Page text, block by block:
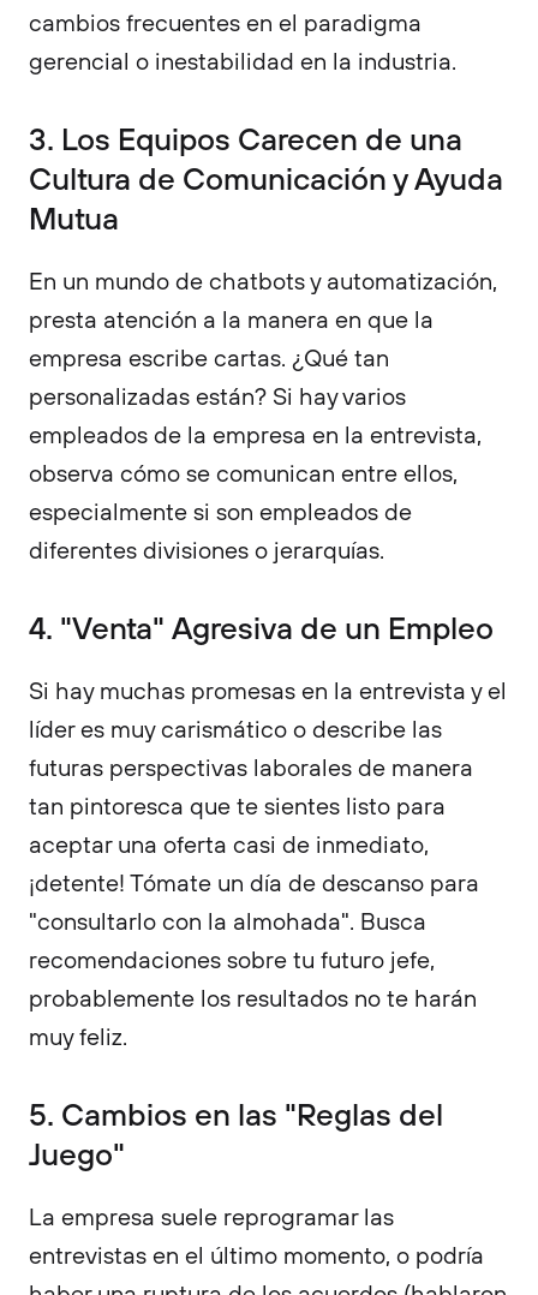
cambios frecuentes en el paradigma
gerencial o inestabilidad en la industria.
3. Los Equipos Carecen de una
Cultura de Comunicación y Ayuda
Mutua
En un mundo de chatbots y automatización,
presta atención a la manera en que la
empresa escribe cartas. ¿Qué tan
personalizadas están? Si hay varios
empleados de la empresa en la entrevista,
observa cómo se comunican entre ellos,
especialmente si son empleados de
diferentes divisiones o jerarquías.
4. "Venta" Agresiva de un Empleo
Si hay muchas promesas en la entrevista y el
líder es muy carismático o describe las
futuras perspectivas laborales de manera
tan pintoresca que te sientes listo para
aceptar una oferta casi de inmediato,
¡detente! Tómate un día de descanso para
"consultarlo con la almohada". Busca
recomendaciones sobre tu futuro jefe,
probablemente los resultados no te harán
muy feliz.
5. Cambios en las "Reglas del
Juego"
La empresa suele reprogramar las
entrevistas en el último momento, o podría